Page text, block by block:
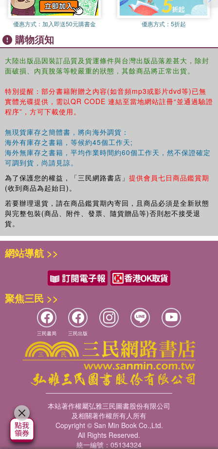
優惠方式： 加入即送50元購書金 優惠方式： 5折起
購物須知
大陸出版品因裝訂品質及貨運條件與台灣出版品落差甚大，除封
面破損、內頁脫落等較嚴重的狀態，其餘商品將正常出貨。
特別提醒：部分書籍附贈之內容(如音頻mp3或影片dvd等)已無
實體光碟提供，需以QR CODE 連結至當地網站註冊“並通過驗證
程序”，方可下載使用。
無現貨庫存之簡體書，將向海外調貨：
海外有庫存之書籍，等候約45個工作天;
海外無庫存之書籍，平均作業時間約60個工作天，然不保證確定
可調到貨，尚請見諒。
為了保護您的權益，「三民網路書店」 提供會員七日商品鑑賞期
(收到商品為起始日)。
若要辦理退貨，請在商品鑑賞期內寄回，且商品必須是全新狀態
與完整包裝(商品、附件、發票、隨貨贈品等)否則恕不接受退
貨。
網站導航 >>
聚焦三民 >>
三民書局 三民出版
本站著作權屬弘雅三民圖書股份有限公司
及相關著作權所有人所有
Copyright © San Min Book Co.,Ltd.
All Rights Reserved.
統一編號：05134324